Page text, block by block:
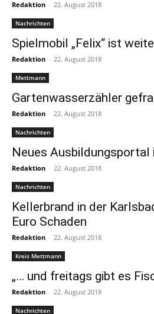
Redaktion - 22. August 2018
Nachrichten
Spielmobil „Felix“ ist
Redaktion - 22. August 2018
Mettmann
Gartenwasserzähler
Redaktion - 22. August 2018
Nachrichten
Neues Ausbildungsportal
Redaktion - 22. August 2018
Nachrichten
Kellerbrand in der
Euro Schaden
Redaktion - 22. August 2018
Kreis Mettmann
„… und freitags gibt es
Redaktion - 22. August 2018
Nachrichten